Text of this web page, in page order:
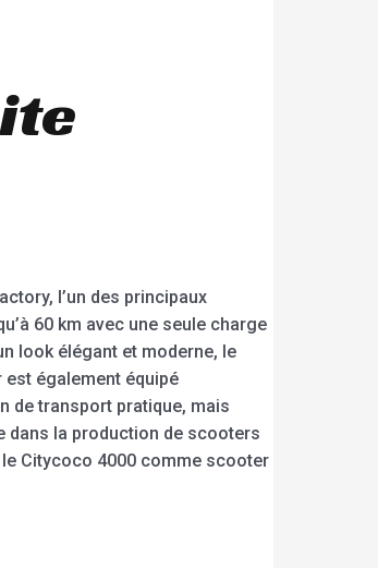
l’un des principaux
60 km avec une seule charge
look élégant et moderne, le
est également équipé
de transport pratique, mais
dans la production de scooters
Citycoco 4000 comme scooter